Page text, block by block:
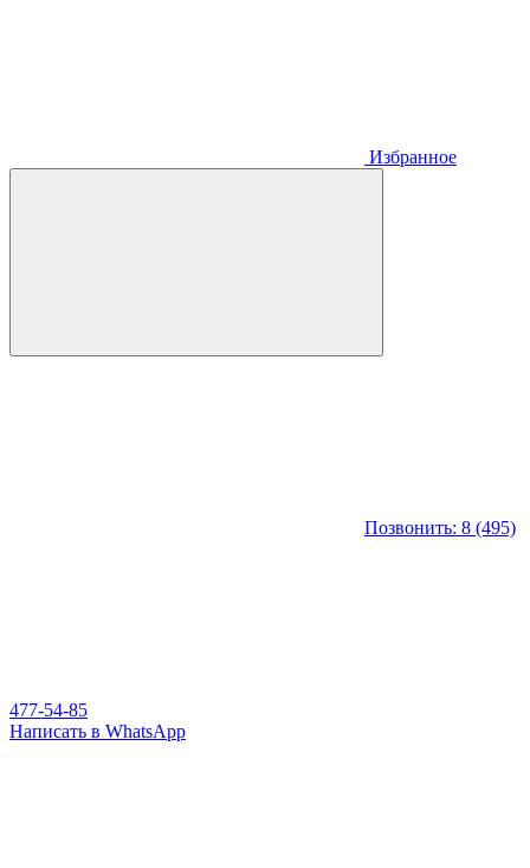
Избранное
Позвонить: 8 (495)
477-54-85
Написать в WhatsApp